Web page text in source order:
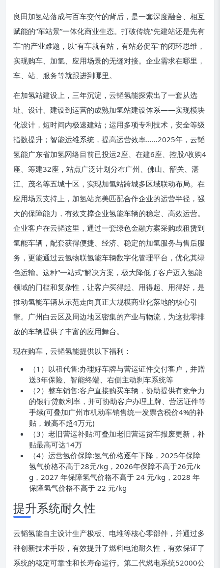
良田加氢站落成与百车交付的背后，是一套深度融合、相互
赋能的“车站景”一体化商业生态。打破传统“先建站还是先有
车”的产业难题，以“有车就有站，有站必促车”的闭环思维，
实现购车、加氢、应用场景的无缝对接。企业需求在哪里，
车、站、服务等就跟进到哪里。
在加氢站建设上，三年沉淀，云韬氢能探索出了一套从选
址、设计、建设到运营的成熟加氢站建设体系——实现模块
化设计，短时间内极速建站；运用多项专利技术，安全等级
指数提升；智能运维系统，提高运营效率……2025年，云韬
氢能广东省加氢网络目前已投运2座、在建6座、控股/收购4
座、筹建32座，站点广泛计划分布广州、佛山、韶关、湛
江、茂名等五城十区，实现加氢站跨城多区域联动布局。在
应用场景支持上，加氢站完美匹配合作企业的运营半径，强
大的保障能力，有效支撑企业氢能车辆的稳定、高效运营。
企业客户在云韬这里，通过一套绿色金融方案采购或租赁到
氢能车辆，配套获得便捷、经济、稳定的加氢服务与售后服
务，更能通过云氢物联氢能车辆数字化管理平台，优化其绿
色运输。这种“一站式”解决方案，极大降低了客户迈入氢能
领域的门槛和复杂性，让客户买得起、用得起、用得好，是
推动氢能车辆从示范走向真正大规模商业化落地的核心引
擎。广州白云区及周边地区密集的产业与物流，为这批零排
放的车辆提供了丰富的应用舞台。
现在购车，云韬氢能提供以下福利：
（1）以租代售:办理好车牌与营运证件交付客户，并赠
送3年保险、智能终端、右侧主动刹车系统等
（2）整车销售:客户直接购买车辆，协助提供有竞争力
的银行贷款利率，并可协助客户办理上牌、营运证件等
手续(可叠加广州市机动车销售统一发票含税价4%的补
贴，最高不超4万元)
（3）老旧营运补贴:可叠加老旧营运货车报废更新，补
贴最高可达14万
（4）运营氢价保障:氢气价格逐年下降，2025年保障
氢气价格不高于28元/kg，2026年保障不高于26元/k
g，2027 年保障氢气价格不高于 24 元/kg，2028 年
保障氢气价格不高于 22 元/kg
提升系统耐久性
云韬氢能自主设计生产极板、电堆等核心零部件，并通过多
种创新技术手段，有效提升了燃料电池耐久性，有效保证了
系统的稳定可靠性和长寿命运行。第二代燃电系统52000公